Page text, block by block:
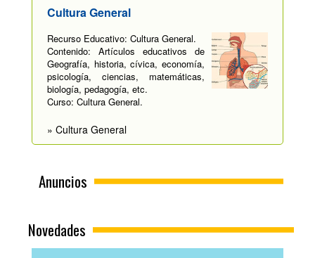
Cultura General
Recurso Educativo: Cultura General.
Contenido: Artículos educativos de
Geografía, historia, cívica, economía,
psicología, ciencias, matemáticas,
biología, pedagogía, etc.
Curso: Cultura General.
» Cultura General
Anuncios
Novedades